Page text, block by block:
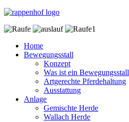
Home
Bewegungsstall
Konzept
Was ist ein Bewegungsstall
Artgerechte Pferdehaltung
Ausstattung
Anlage
Gemischte Herde
Wallach Herde